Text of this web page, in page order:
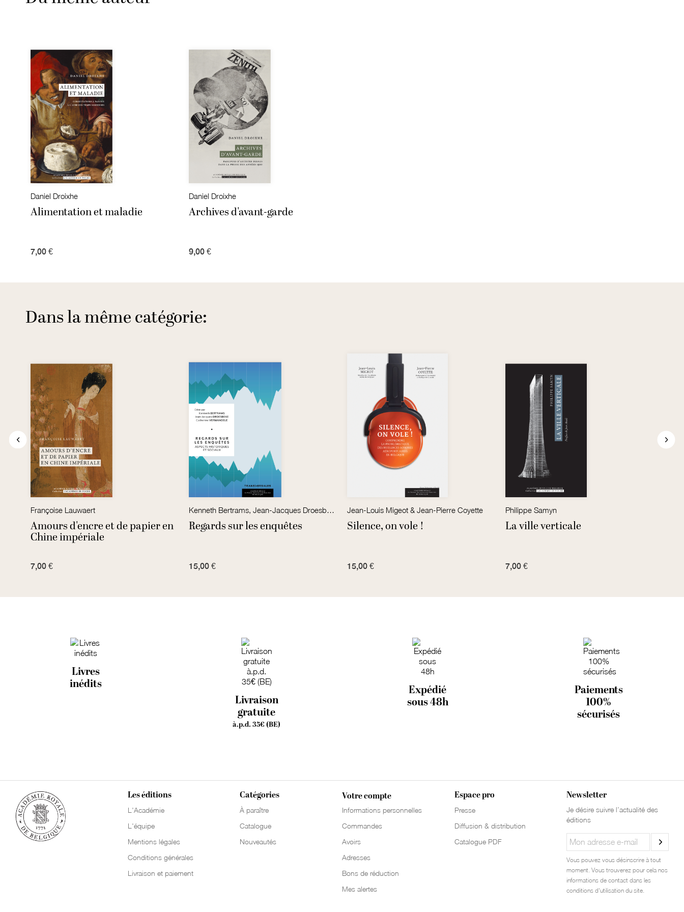
Daniel Droixhe
Alimentation et maladie
7,00 €
Daniel Droixhe
Archives d'avant-garde
9,00 €
Dans la même catégorie:
Françoise Lauwaert
Amours d'encre et de papier en
Chine impériale
7,00 €
Kenneth Bertrams, Jean-Jacques Droesbeke et Catherine Verwandele (éds.)
Regards sur les enquêtes
15,00 €
Jean-Louis Migeot & Jean-Pierre Coyette
Silence, on vole !
15,00 €
Philippe Samyn
La ville verticale
7,00 €
Livres
inédits
Livraison
gratuite
à.p.d. 35€ (BE)
Expédié
sous 48h
Paiements
100%
sécurisés
Les éditions
L'Académie
L'équipe
Mentions légales
Conditions générales
Livraison et paiement
Catégories
À paraître
Catalogue
Nouveautés
Votre compte
Informations personnelles
Commandes
Avoirs
Adresses
Bons de réduction
Mes alertes
Espace pro
Presse
Diffusion & distribution
Catalogue PDF
Newsletter
Je désire suivre l’actualité des
éditions
Vous pouvez vous désinscrire à tout
moment. Vous trouverez pour cela nos
informations de contact dans les
conditions d'utilisation du site.